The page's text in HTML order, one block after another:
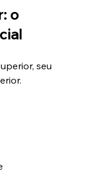
o
seu